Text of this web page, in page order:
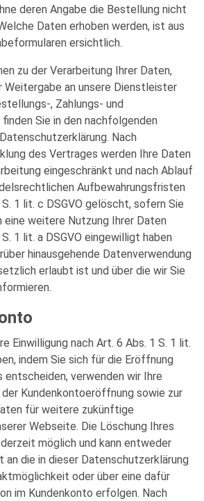
deren Angabe die Bestellung nicht
Daten erhoben werden, ist aus
ersichtlich.
zu der Verarbeitung Ihrer Daten,
Weitergabe an unsere Dienstleister
, Zahlungs- und
Sie in den nachfolgenden
Nach
des Vertrages werden Ihre Daten
eingeschränkt und nach Ablauf
Aufbewahrungsfristen
1 lit. c DSGVO gelöscht, sofern Sie
eine weitere Nutzung Ihrer Daten
1 lit. a DSGVO eingewilligt haben
hinausgehende Datenverwendung
erlaubt ist und über die wir Sie
Einwilligung nach Art. 6 Abs. 1 S. 1 lit.
indem Sie sich für die Eröffnung
entscheiden, verwenden wir Ihre
Kundenkontoeröffnung sowie zur
für weitere zukünftige
Webseite. Die Löschung Ihres
möglich und kann entweder
an die in dieser Datenschutzerklärung
oder über eine dafür
im Kundenkonto erfolgen. Nach